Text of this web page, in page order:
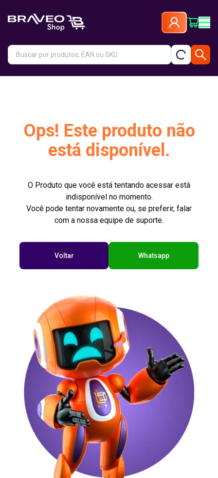
Ops! Este produto não
está disponível.
O Produto que você está tentando acessar está
indisponível no momento.
Você pode tentar novamente ou, se preferir, falar
com a nossa equipe de suporte.
Voltar Whatsapp